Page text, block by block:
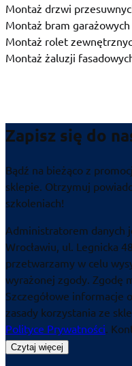
Montaż drzwi
Montaż bram garażowych
Montaż rolet
Montaż żaluzji
Zapisz się do
Bądź na bieżąco z
sklepie. Otrzymuj
szkoleniach!
Administratorem danych
Wrocławiu, ul. Legnicka
przetwarzamy w celu
wyrażonej zgody. Zgodę
Szczegółowe informacje
zasady korzystania ze
Polityce Prywatności.
Czytaj więcej